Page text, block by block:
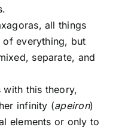
all things
of everything, but
separate, and
with this theory,
infinity (apeiron)
elements or only to